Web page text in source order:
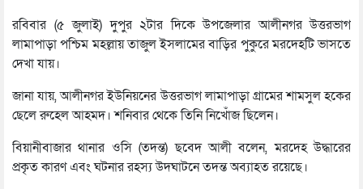
রবিবার (৫ জুলাই) দুপুর ২টার দিকে উপজেলার আলীনগর উত্তরভাগ
লামাপাড়া পশ্চিম মহল্লায় তাজুল ইসলামের বাড়ির পুকুরে মরদেহটি ভাসতে
দেখা যায়।
জানা যায়, আলীনগর ইউনিয়নের উত্তরভাগ লামাপাড়া গ্রামের শামসুল হকের
ছেলে রুহেল আহমদ। শনিবার থেকে তিনি নিখোঁজ ছিলেন।
বিয়ানীবাজার থানার ওসি (তদন্ত) ছবেদ আলী বলেন, মরদেহ উদ্ধারের
প্রকৃত কারণ এবং ঘটনার রহস্য উদঘাটনে তদন্ত অব্যাহত রয়েছে।